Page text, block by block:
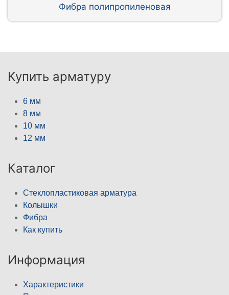
Фибра полипропиленовая
Купить арматуру
6 мм
8 мм
10 мм
12 мм
Каталог
Стеклопластиковая арматура
Колышки
Фибра
Как купить
Информация
Характеристики